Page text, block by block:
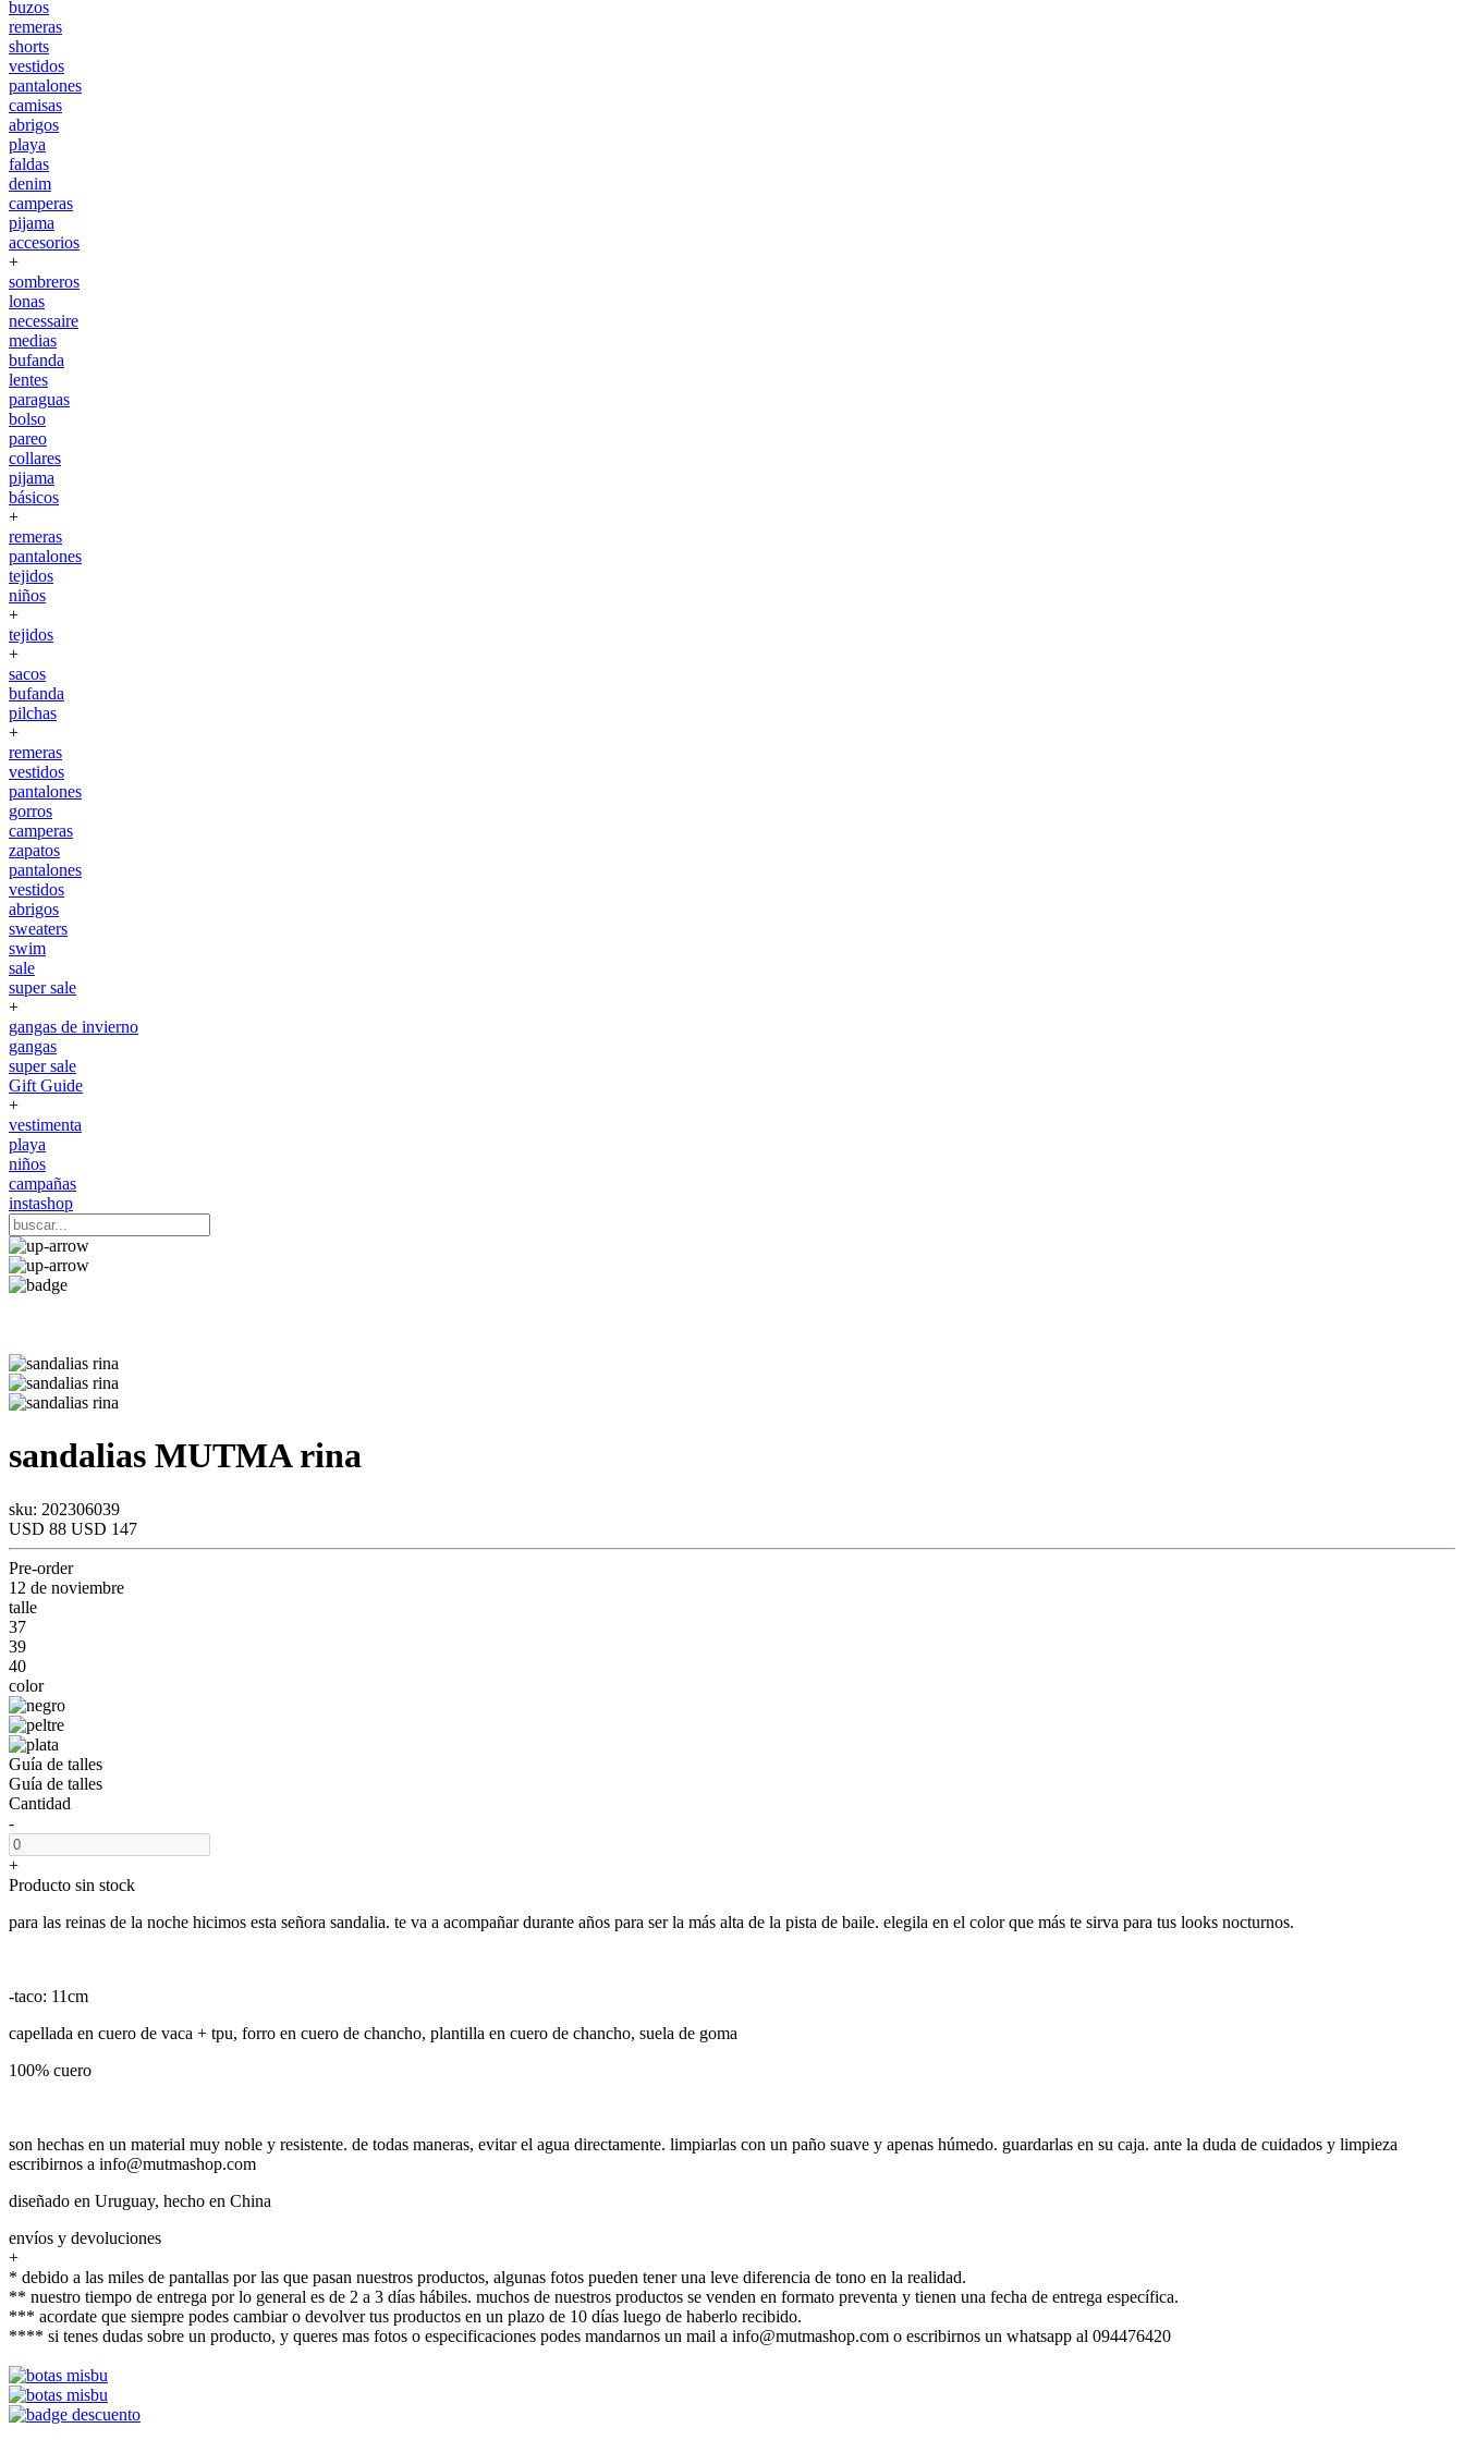
buzos
remeras
shorts
vestidos
pantalones
camisas
abrigos
playa
faldas
denim
camperas
pijama
accesorios
+
sombreros
lonas
necessaire
medias
bufanda
lentes
paraguas
bolso
pareo
collares
pijama
básicos
+
remeras
pantalones
tejidos
niños
+
tejidos
+
sacos
bufanda
pilchas
+
remeras
vestidos
pantalones
gorros
camperas
zapatos
pantalones
vestidos
abrigos
sweaters
swim
sale
super sale
+
gangas de invierno
gangas
super sale
Gift Guide
+
vestimenta
playa
niños
campañas
instashop
sandalias MUTMArina
sku: 202306039
USD 88 USD 147
Pre-order
12 de noviembre
talle
37
39
40
color
Guía de talles
Guía de talles
Cantidad
-
+
Producto sin stock
para las reinas de la noche hicimos esta señora sandalia. te va a acompañar durante años para ser la más alta de la pista de baile. elegila en el color que más te sirva para tus looks nocturnos.
-taco: 11cm
capellada en cuero de vaca + tpu, forro en cuero de chancho, plantilla en cuero de chancho, suela de goma
100% cuero
son hechas en un material muy noble y resistente. de todas maneras, evitar el agua directamente. limpiarlas con un paño suave y apenas húmedo. guardarlas en su caja. ante la duda de cuidados y limpieza
escribirnos a info@mutmashop.com
diseñado en Uruguay, hecho en China
envíos y devoluciones
+
* debido a las miles de pantallas por las que pasan nuestros productos, algunas fotos pueden tener una leve diferencia de tono en la realidad.
** nuestro tiempo de entrega por lo general es de 2 a 3 días hábiles. muchos de nuestros productos se venden en formato preventa y tienen una fecha de entrega específica.
*** acordate que siempre podes cambiar o devolver tus productos en un plazo de 10 días luego de haberlo recibido.
**** si tenes dudas sobre un producto, y queres mas fotos o especificaciones podes mandarnos un mail a info@mutmashop.com o escribirnos un whatsapp al 094476420